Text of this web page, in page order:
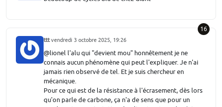
16
tttvendredi 3 octobre 2025, 19:26
@lionel l'alu qui "devient mou" honnêtement je ne
connais aucun phénomène qui peut l'expliquer. Je n'ai
jamais rien observé de tel. Et je suis chercheur en
mécanique.
Pour ce qui est de la résistance à l'écrasement, dès lors
qu'on parle de carbone, ça n'a de sens que pour un